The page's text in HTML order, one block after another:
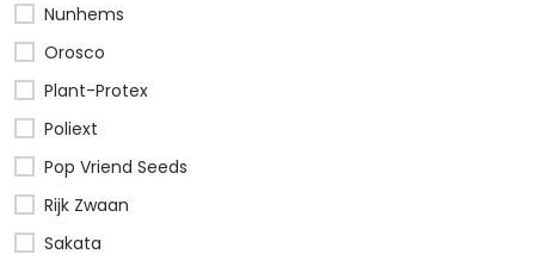
Nunhems
Orosco
Plant-Protex
Poliext
Pop Vriend Seeds
Rijk Zwaan
Sakata